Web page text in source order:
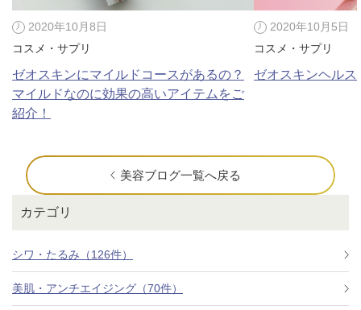
カテゴリ
シワ・たるみ（126件）
美肌・アンチエイジング（70件）
2020年10月8日
コスメ・サプリ
ゼオスキンにマイルドコースがあるの？
マイルドなのに効果の高いアイテムをご
紹介！
2020年10月5日
コスメ・サプリ
ゼオスキンヘル
美容ブログ一覧へ戻る